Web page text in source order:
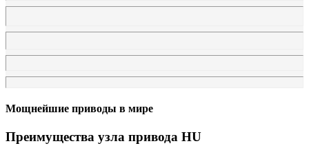
Мощнейшие приводы в мире
Преимущества узла привода HU